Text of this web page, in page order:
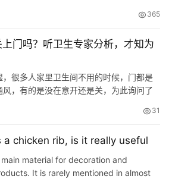
的一种，就是满包的，就是说这一面墙
大家算一笔账，大部分朋友只知道双边
365
门吗？听卫生专家分析，才知为
很多人家里卫生间不用的时候，门都是
，有的是没在意开还是关，为此询问了
把卫生间的窗户打开。主要原因有以下
其他空间，污染了其他空间的空气，长
31
chicken rib, is it really useful
material for decoration and
It is rarely mentioned in almost